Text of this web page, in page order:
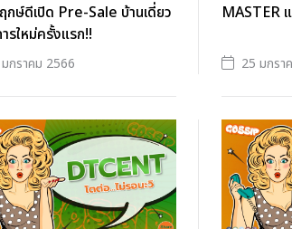
กษ์ดีเปิด Pre-Sale บ้านเดี่ยว
รใหม่ครั้งแรก!!
กราคม 2566
MASTER
25 มกรา